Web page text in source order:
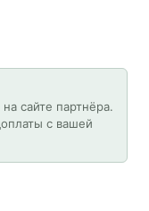
сайте партнёра.
с вашей